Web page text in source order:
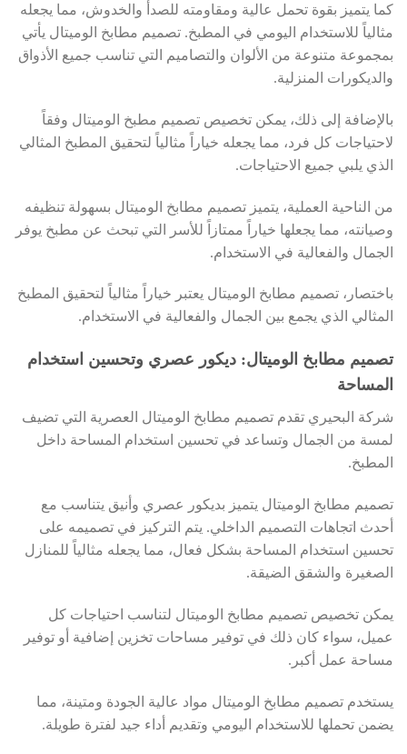
كما يتميز بقوة تحمل عالية ومقاومته للصدأ والخدوش، مما يجعله
مثالياً للاستخدام اليومي في المطبخ. تصميم مطابخ الوميتال يأتي
بمجموعة متنوعة من الألوان والتصاميم التي تناسب جميع الأذواق
والديكورات المنزلية.
بالإضافة إلى ذلك، يمكن تخصيص تصميم مطبخ الوميتال وفقاً
لاحتياجات كل فرد، مما يجعله خياراً مثالياً لتحقيق المطبخ المثالي
الذي يلبي جميع الاحتياجات.
من الناحية العملية، يتميز تصميم مطابخ الوميتال بسهولة تنظيفه
وصيانته، مما يجعلها خياراً ممتازاً للأسر التي تبحث عن مطبخ يوفر
الجمال والفعالية في الاستخدام.
باختصار، تصميم مطابخ الوميتال يعتبر خياراً مثالياً لتحقيق المطبخ
المثالي الذي يجمع بين الجمال والفعالية في الاستخدام.
تصميم مطابخ الوميتال: ديكور عصري وتحسين استخدام
المساحة
شركة البحيري تقدم تصميم مطابخ الوميتال العصرية التي تضيف
لمسة من الجمال وتساعد في تحسين استخدام المساحة داخل
المطبخ.
تصميم مطابخ الوميتال يتميز بديكور عصري وأنيق يتناسب مع
أحدث اتجاهات التصميم الداخلي. يتم التركيز في تصميمه على
تحسين استخدام المساحة بشكل فعال، مما يجعله مثالياً للمنازل
الصغيرة والشقق الضيقة.
يمكن تخصيص تصميم مطابخ الوميتال لتناسب احتياجات كل
عميل، سواء كان ذلك في توفير مساحات تخزين إضافية أو توفير
مساحة عمل أكبر.
يستخدم تصميم مطابخ الوميتال مواد عالية الجودة ومتينة، مما
يضمن تحملها للاستخدام اليومي وتقديم أداء جيد لفترة طويلة.